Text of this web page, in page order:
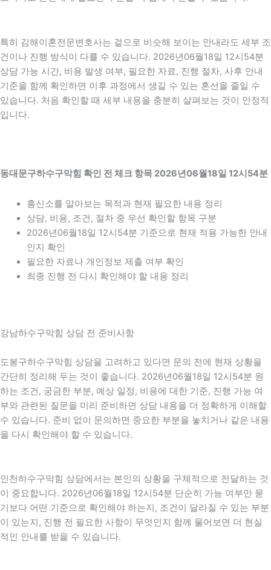
특히 김해이혼전문변호사는 겉으로 비슷해 보이는 안내라도 세부 조
건이나 진행 방식이 다를 수 있습니다. 2026년06월18일 12시54분
상담 가능 시간, 비용 발생 여부, 필요한 자료, 진행 절차, 사후 안내
기준을 함께 확인하면 이후 과정에서 생길 수 있는 혼선을 줄일 수
있습니다. 처음 확인할 때 세부 내용을 충분히 살펴보는 것이 안정적
입니다.
동대문구하수구막힘 확인 전 체크 항목 2026년06월18일 12시54분
흥신소를 알아보는 목적과 현재 필요한 내용 정리
상담, 비용, 조건, 절차 중 우선 확인할 항목 구분
2026년06월18일 12시54분 기준으로 현재 적용 가능한 안내
인지 확인
필요한 자료나 개인정보 제출 여부 확인
최종 진행 전 다시 확인해야 할 내용 정리
강남하수구막힘 상담 전 준비사항
도봉구하수구막힘 상담을 고려하고 있다면 문의 전에 현재 상황을
간단히 정리해 두는 것이 좋습니다. 2026년06월18일 12시54분 원
하는 조건, 궁금한 부분, 예상 일정, 비용에 대한 기준, 진행 가능 여
부와 관련된 질문을 미리 준비하면 상담 내용을 더 정확하게 이해할
수 있습니다. 준비 없이 문의하면 중요한 부분을 놓치거나 같은 내용
을 다시 확인해야 할 수 있습니다.
인천하수구막힘 상담에서는 본인의 상황을 구체적으로 전달하는 것
이 중요합니다. 2026년06월18일 12시54분 단순히 가능 여부만 묻
기보다 어떤 기준으로 확인해야 하는지, 조건이 달라질 수 있는 부분
이 있는지, 진행 전 필요한 사항이 무엇인지 함께 물어보면 더 현실
적인 안내를 받을 수 있습니다.